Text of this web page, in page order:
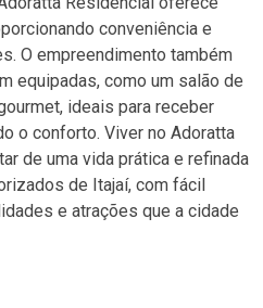
conveniência e
O empreendimento também
equipadas, como um salão de
ideais para receber
o conforto. Viver no Adoratta
de uma vida prática e refinada
de Itajaí, com fácil
e atrações que a cidade